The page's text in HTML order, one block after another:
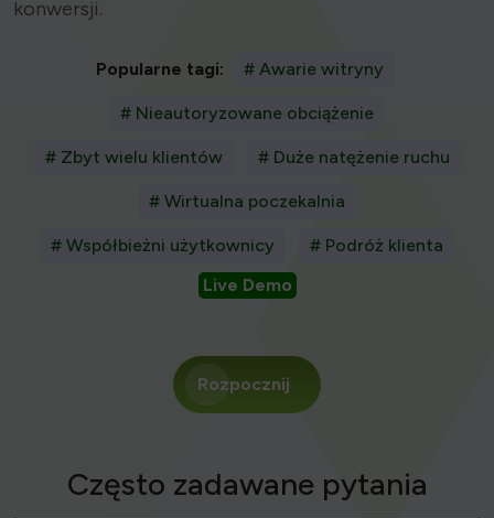
konwersji.
Popularne tagi: # Awarie witryny
# Nieautoryzowane obciążenie
# Zbyt wielu klientów # Duże natężenie ruchu
# Wirtualna poczekalnia
# Współbieżni użytkownicy
# Podróż klienta
Live Demo
Rozpocznij
Często zadawane pytania